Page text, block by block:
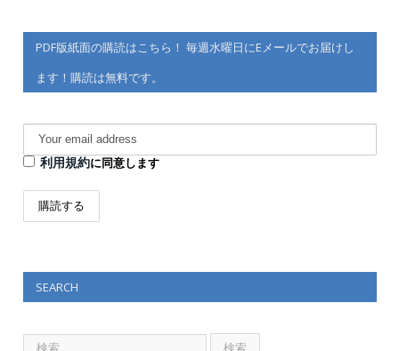
PDF版紙面の購読はこちら！ 毎週水曜日にEメールでお届けし
ます！購読は無料です。
利用規約に同意します
SEARCH